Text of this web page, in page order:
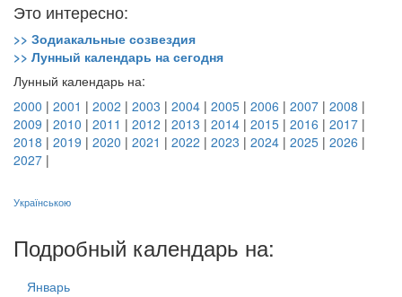
Это интересно:
>> Зодиакальные созвездия
>> Лунный календарь на сегодня
Лунный календарь на:
2000 | 2001 | 2002 | 2003 | 2004 | 2005 | 2006 | 2007 | 2008 |
2009 | 2010 | 2011 | 2012 | 2013 | 2014 | 2015 | 2016 | 2017 |
2018 | 2019 | 2020 | 2021 | 2022 | 2023 | 2024 | 2025 | 2026 |
2027 |
Українською
Подробный календарь на:
Январь